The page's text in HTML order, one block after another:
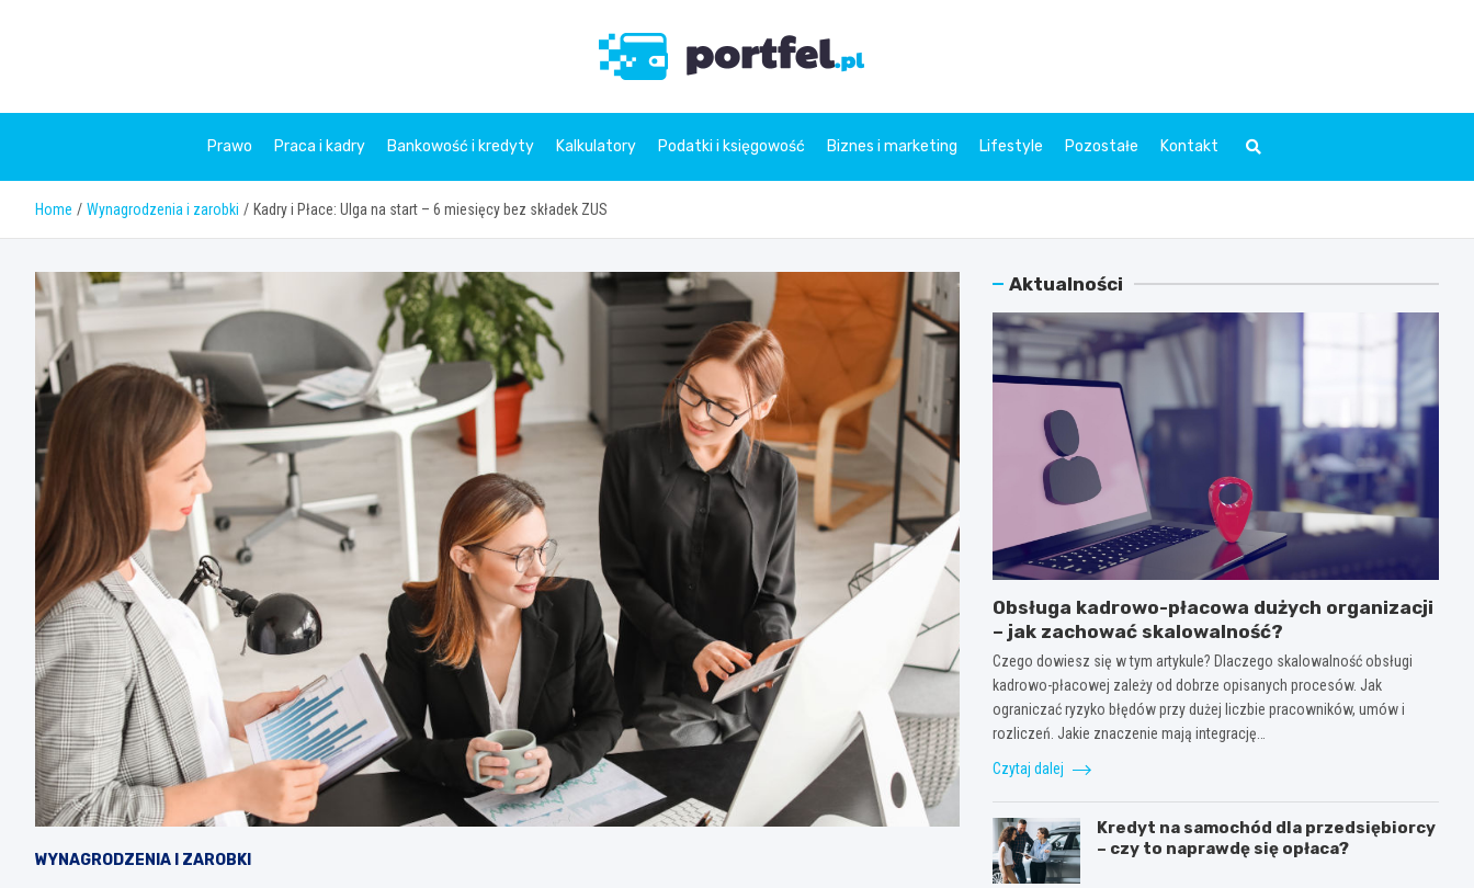
Prawo Praca i kadry Bankowość i kredyty Kalkulatory Podatki i księgowość Biznes i marketing Lifestyle Pozostałe Kontakt
Home Wynagrodzenia i zarobki Kadry i Płace: Ulga na start – 6 miesięcy bez składek ZUS
WYNAGRODZENIA I ZAROBKI
Aktualności
Obsługa kadrowo-płacowa dużych organizacji
– jak zachować skalowalność?
Czego dowiesz się w tym artykule? Dlaczego skalowalność obsługi
kadrowo-płacowej zależy od dobrze opisanych procesów. Jak
ograniczać ryzyko błędów przy dużej liczbie pracowników, umów i
rozliczeń. Jakie znaczenie mają integrację…
Czytaj dalej
Kredyt na samochód dla przedsiębiorcy
– czy to naprawdę się opłaca?